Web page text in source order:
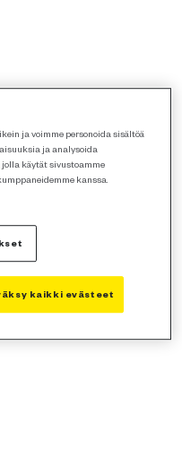
ja voimme personoida sisältöä
ja analysoida
käytät sivustoamme
kanssa.
kaikki evästeet